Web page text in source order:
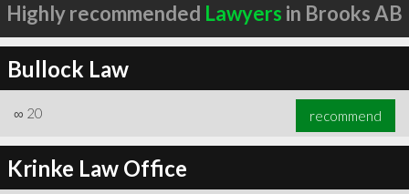
Highly recommended Lawyers in Brooks AB
Bullock Law
∞ 20 recommend
Krinke Law Office